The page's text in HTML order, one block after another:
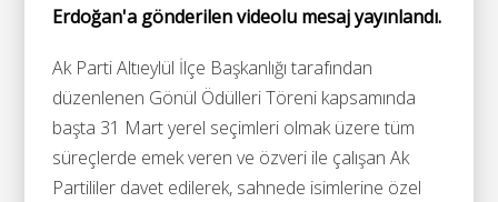
Erdoğan'a gönderilen videolu mesaj yayınlandı.
Ak Parti Altıeylül İlçe Başkanlığı tarafından
düzenlenen Gönül Ödülleri Töreni kapsamında
başta 31 Mart yerel seçimleri olmak üzere tüm
süreçlerde emek veren ve özveri ile çalışan Ak
Partililer davet edilerek, sahnede isimlerine özel